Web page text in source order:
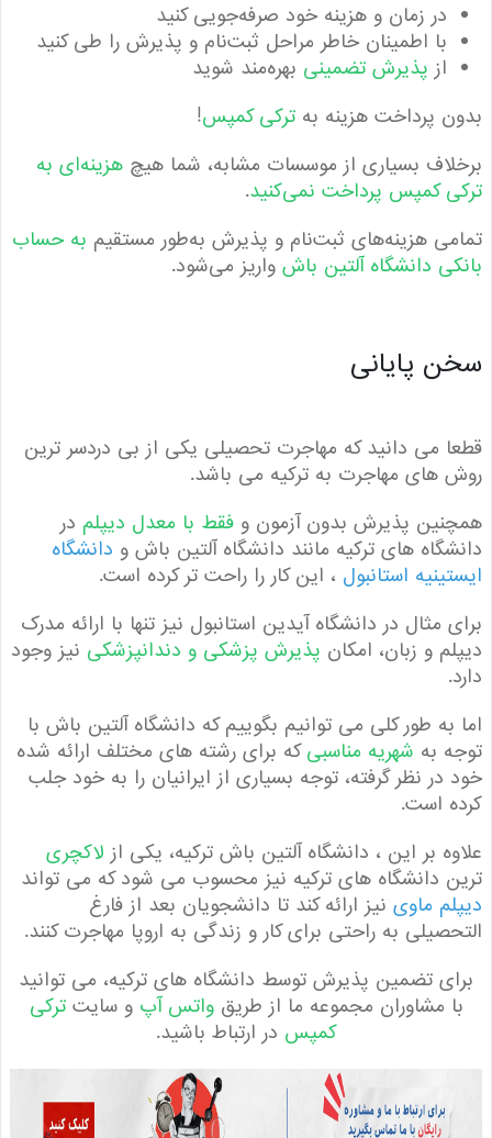
در زمان و هزینه خود صرفه‌جویی کنید
با اطمینان خاطر مراحل ثبت‌نام و پذیرش را طی کنید
ازپذیرش تضمینیبهره‌مند شوید
پرداخت هزینه بهترکی کمپس!
بسیاری از موسسات مشابه، شما هیچهزینه‌ای به
کمپس پرداخت نمی‌کنید.
هزینه‌های ثبت‌نام و پذیرش به‌طور مستقیمبه حساب
دانشگاه آلتین باش واریز می‌شود.
پایانی
می دانید که مهاجرت تحصیلی یکی از بی دردسر ترین
های مهاجرت به ترکیه می باشد.
پذیرش بدون آزمون وفقط با معدل دیپلمدر
های ترکیه مانند دانشگاه آلتین باش ودانشگاه
استانبول، این کار را راحت تر کرده است.
مثال در دانشگاه آیدین استانبول نیز تنها با ارائه مدرک
و زبان، امکانپذیرش پزشکی و دندانپزشکینیز وجود
طور کلی می توانیم بگوییم که دانشگاه آلتین باش با
بهشهریه مناسبیکه برای رشته های مختلف ارائه شده
نظر گرفته، توجه بسیاری از ایرانیان را به خود جلب
است.
بر این ، دانشگاه آلتین باش ترکیه، یکی ازلاکچری
دانشگاه های ترکیه نیز محسوب می شود که می تواند
ماوی نیز ارائه کند تا دانشجویان بعد از فارغ
به راحتی برای کار و زندگی به اروپا مهاجرت کنند.
تضمین پذیرش توسط دانشگاه های ترکیه، می توانید
مشاوران مجموعه ما از طریقواتس آپو سایتترکی
کمپسدر ارتباط باشید.